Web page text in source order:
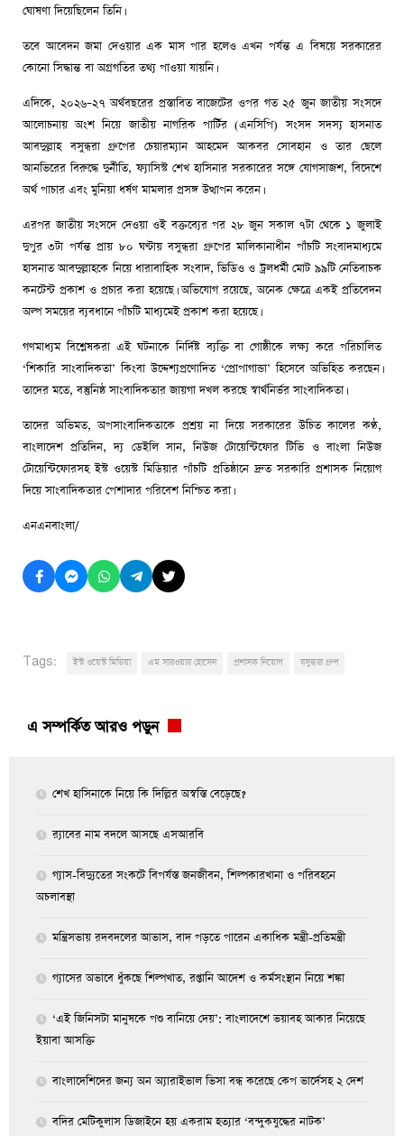
ঘোষণা দিয়েছিলেন তিনি।
তবে আবেদন জমা দেওয়ার এক মাস পার হলেও এখন পর্যন্ত এ বিষয়ে সরকারের
কোনো সিদ্ধান্ত বা অগ্রগতির তথ্য পাওয়া যায়নি।
এদিকে, ২০২৬–২৭ অর্থবছরের প্রস্তাবিত বাজেটের ওপর গত ২৫ জুন জাতীয় সংসদে
আলোচনায় অংশ নিয়ে জাতীয় নাগরিক পার্টির (এনসিপি) সংসদ সদস্য হাসনাত
আবদুল্লাহ বসুন্ধরা গ্রুপের চেয়ারম্যান আহমেদ আকবর সোবহান ও তার ছেলে
আনভিরের বিরুদ্ধে দুর্নীতি, ফ্যাসিস্ট শেখ হাসিনার সরকারের সঙ্গে যোগসাজশ, বিদেশে
অর্থ পাচার এবং মুনিয়া ধর্ষণ মামলার প্রসঙ্গ উত্থাপন করেন।
এরপর জাতীয় সংসদে দেওয়া ওই বক্তব্যের পর ২৮ জুন সকাল ৭টা থেকে ১ জুলাই
দুপুর ৩টা পর্যন্ত প্রায় ৮০ ঘণ্টায় বসুন্ধরা গ্রুপের মালিকানাধীন পাঁচটি সংবাদমাধ্যমে
হাসনাত আবদুল্লাহকে নিয়ে ধারাবাহিক সংবাদ, ভিডিও ও ট্রলধর্মী মোট ৯৯টি নেতিবাচক
কনটেন্ট প্রকাশ ও প্রচার করা হয়েছে। অভিযোগ রয়েছে, অনেক ক্ষেত্রে একই প্রতিবেদন
অল্প সময়ের ব্যবধানে পাঁচটি মাধ্যমেই প্রকাশ করা হয়েছে।
গণমাধ্যম বিশ্লেষকরা এই ঘটনাকে নির্দিষ্ট ব্যক্তি বা গোষ্ঠীকে লক্ষ্য করে পরিচালিত
‘শিকারি সাংবাদিকতা’ কিংবা উদ্দেশ্যপ্রণোদিত ‘প্রোপাগান্ডা’ হিসেবে অভিহিত করছেন।
তাদের মতে, বস্তুনিষ্ঠ সাংবাদিকতার জায়গা দখল করছে স্বার্থনির্ভর সাংবাদিকতা।
তাদের অভিমত, অপসাংবাদিকতাকে প্রশ্রয় না দিয়ে সরকারের উচিত কালের কণ্ঠ,
বাংলাদেশ প্রতিদিন, দ্য ডেইলি সান, নিউজ টোয়েন্টিফোর টিভি ও বাংলা নিউজ
টোয়েন্টিফোরসহ ইস্ট ওয়েস্ট মিডিয়ার পাঁচটি প্রতিষ্ঠানে দ্রুত সরকারি প্রশাসক নিয়োগ
দিয়ে সাংবাদিকতার পেশাদার পরিবেশ নিশ্চিত করা।
এনএনবাংলা/
Tags: ইস্ট ওয়েস্ট মিডিয়া এম সারওয়ার হোসেন প্রশাসক নিয়োগ বসুন্ধরা গ্রুপ
এ সম্পর্কিত আরও পড়ুন
শেখ হাসিনাকে নিয়ে কি দিল্লির অস্বস্তি বেড়েছে?
র‍্যাবের নাম বদলে আসছে এসআরবি
গ্যাস-বিদ্যুতের সংকটে বিপর্যস্ত জনজীবন, শিল্পকারখানা ও পরিবহনে
অচলাবস্থা
মন্ত্রিসভায় রদবদলের আভাস, বাদ পড়তে পারেন একাধিক মন্ত্রী-প্রতিমন্ত্রী
গ্যাসের অভাবে ধুঁকছে শিল্পখাত, রপ্তানি আদেশ ও কর্মসংস্থান নিয়ে শঙ্কা
‘এই জিনিসটা মানুষকে পশু বানিয়ে দেয়’: বাংলাদেশে ভয়াবহ আকার নিয়েছে
ইয়াবা আসক্তি
বাংলাদেশিদের জন্য অন অ্যারাইভাল ভিসা বন্ধ করেছে কেপ ভার্দেসহ ২ দেশ
বদির মেটিকুলাস ডিজাইনে হয় একরাম হত্যার ‘বন্দুকযুদ্ধের নাটক’